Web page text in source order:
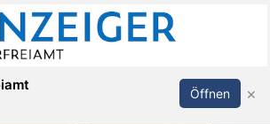
Abonnieren Anmelden
Öffnen ×